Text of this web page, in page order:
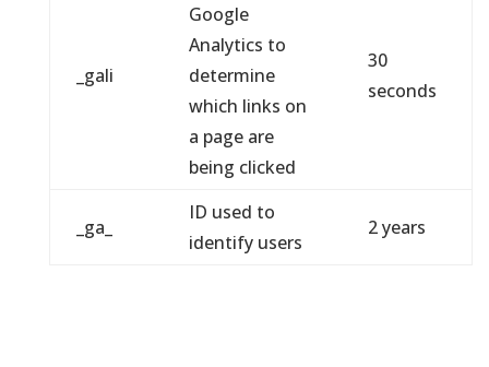
_gali
Google
Analytics to
determine
which links on
a page are
being clicked
30
seconds
_ga_
ID used to
identify users
2 years